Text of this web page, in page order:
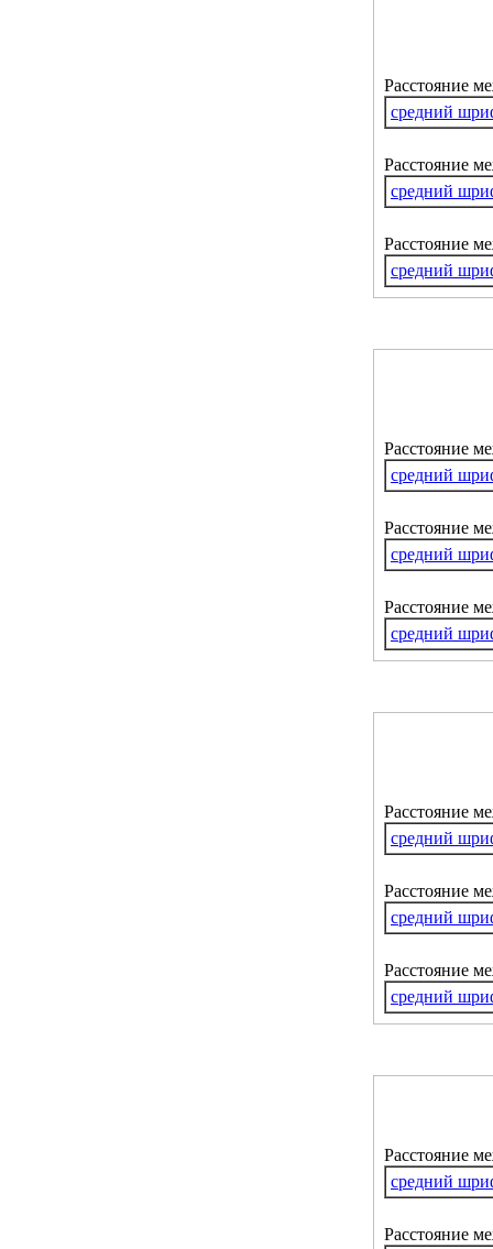
Расстояние
средний
Расстояние
средний
Расстояние
средний
Расстояние
средний
Расстояние
средний
Расстояние
средний
Расстояние
средний
Расстояние
средний
Расстояние
средний
Расстояние
средний
Расстояние